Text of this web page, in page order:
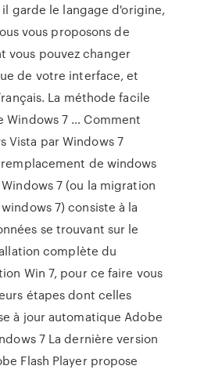
il garde le langage d'origine,
vous proposons de
vous pouvez changer
de votre interface, et
La méthode facile
Windows 7 … Comment
Vista par Windows 7
de windows
7 (ou la migration
7) consiste à la
se trouvant sur le
complète du
Win 7, pour ce faire vous
étapes dont celles
à jour automatique Adobe
7 La dernière version
Flash Player propose